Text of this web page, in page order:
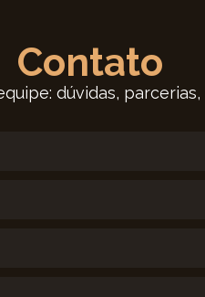
Contato
dúvidas,